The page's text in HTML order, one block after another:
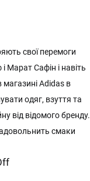
свої перемоги
Марат Сафін і навіть
Adidas в
одяг, взуття та
від відомого бренду.
смаки
on